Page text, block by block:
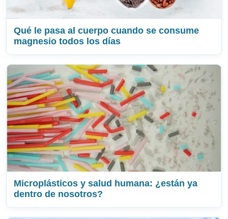
Qué le pasa al cuerpo cuando se consume
magnesio todos los días
Microplásticos y salud humana: ¿están ya
dentro de nosotros?